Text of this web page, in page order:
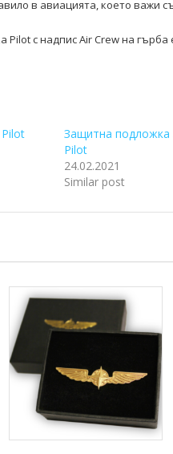
в авиацията, което важи
Pilot с надпис Air Crew на
Защитна подложка
Pilot
24.02.2021
Similar post